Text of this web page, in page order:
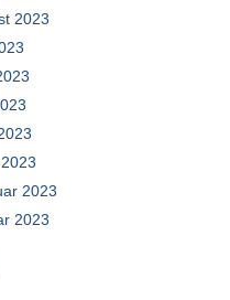
2023
2023
2023